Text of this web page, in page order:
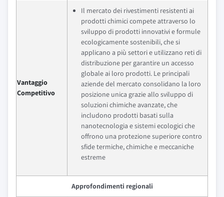
Vantaggio
Competitivo
Il mercato dei rivestimenti resistenti ai
prodotti chimici compete attraverso lo
sviluppo di prodotti innovativi e formule
ecologicamente sostenibili, che si
applicano a più settori e utilizzano reti di
distribuzione per garantire un accesso
globale ai loro prodotti. Le principali
aziende del mercato consolidano la loro
posizione unica grazie allo sviluppo di
soluzioni chimiche avanzate, che
includono prodotti basati sulla
nanotecnologia e sistemi ecologici che
offrono una protezione superiore contro
sfide termiche, chimiche e meccaniche
estreme
Approfondimenti regionali